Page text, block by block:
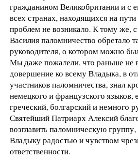
гражданином Великобритании и с
всех странах, находящихся на
проблем не возникало. К тому же,
Василия паломничество обретало
руководителя, о котором можно
Мы даже пожалели, что раньше не
довершение ко всему Владыка, в
участников паломничества, знал
немецкого и французского языков,
греческий, болгарский и немного
Святейший Патриарх Алексий
возглавить паломническую
Владыку радостью и чувством
ответственности.